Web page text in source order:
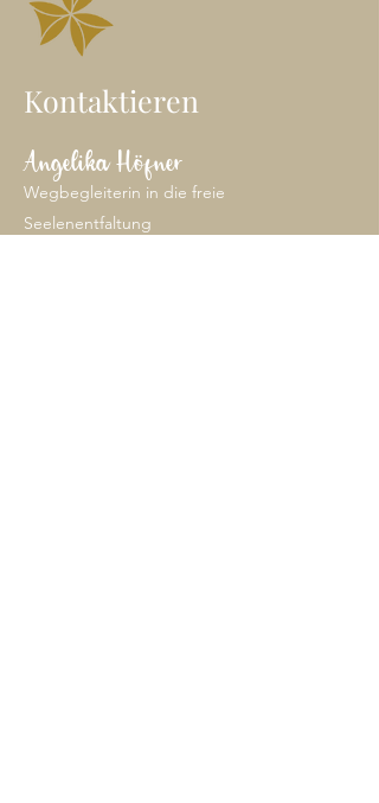
Kontaktieren
Angelika Höfner
Wegbegleiterin in die freie
Seelenentfaltung